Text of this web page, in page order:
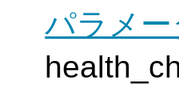
パラメー